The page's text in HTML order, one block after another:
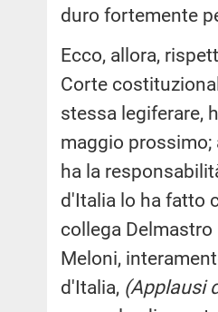
duro fortemente
Ecco, allora,
Corte
stessa legiferare,
maggio prossimo;
ha la
d'Italia lo ha fatto
collega
Meloni,
d'Italia, (Applausi